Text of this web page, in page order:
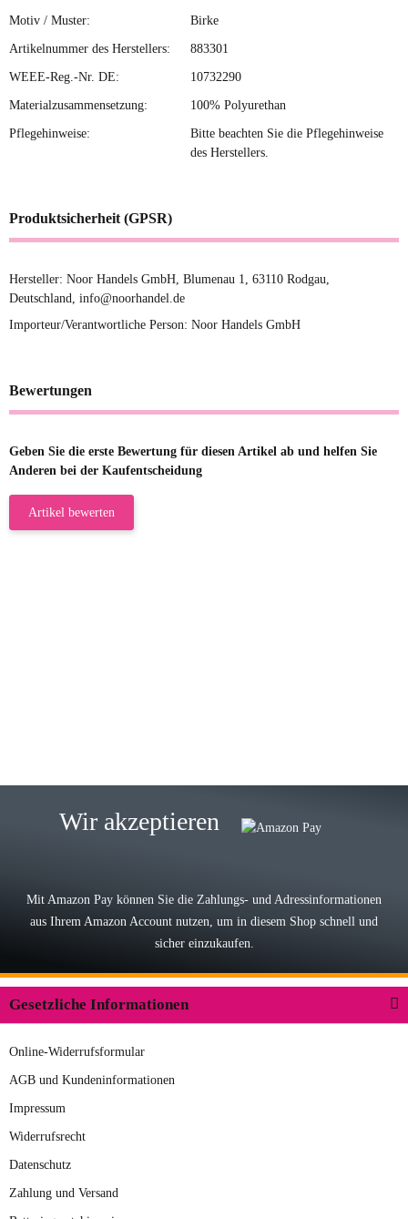
Motiv / Muster: Birke
Artikelnummer des Herstellers: 883301
WEEE-Reg.-Nr. DE: 10732290
Materialzusammensetzung: 100% Polyurethan
Pflegehinweise:
Bitte beachten Sie die Pflegehinweise
des Herstellers.
Produktsicherheit (GPSR)
Hersteller: Noor Handels GmbH, Blumenau 1, 63110 Rodgau,
Deutschland, info@noorhandel.de
Importeur/Verantwortliche Person: Noor Handels GmbH
Bewertungen
Geben Sie die erste Bewertung für diesen Artikel ab und helfen Sie
Anderen bei der Kaufentscheidung
Artikel bewerten
Lieferung, man kann bedenkenlos
Der Koffer macht einen sehr soliden
Wir akzeptieren
Mit Amazon Pay können Sie die Zahlungs- und Adressinformationen
aus Ihrem Amazon Account nutzen, um in diesem Shop schnell und
sicher einzukaufen.
Gesetzliche Informationen
Online-Widerrufsformular
AGB und Kundeninformationen
Impressum
Widerrufsrecht
Datenschutz
Zahlung und Versand